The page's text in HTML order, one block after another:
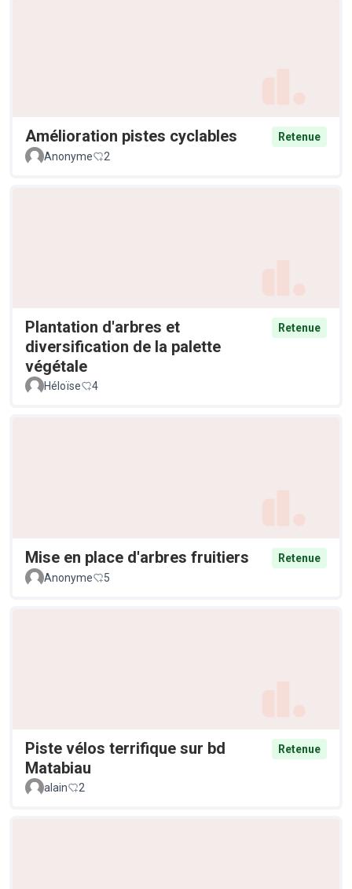
Amélioration pistes cyclables
Retenue
Anonyme
2
Plantation d'arbres et
diversification de la palette
végétale
Retenue
Héloïse 4
Mise en place d'arbres fruitiers
Retenue
Anonyme
5
Piste vélos terrifique sur bd
Matabiau
Retenue
alain 2